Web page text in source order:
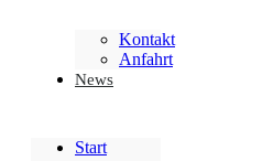
Kontakt
Anfahrt
News
Start